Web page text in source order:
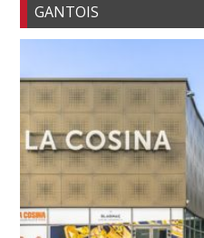
GANTOIS